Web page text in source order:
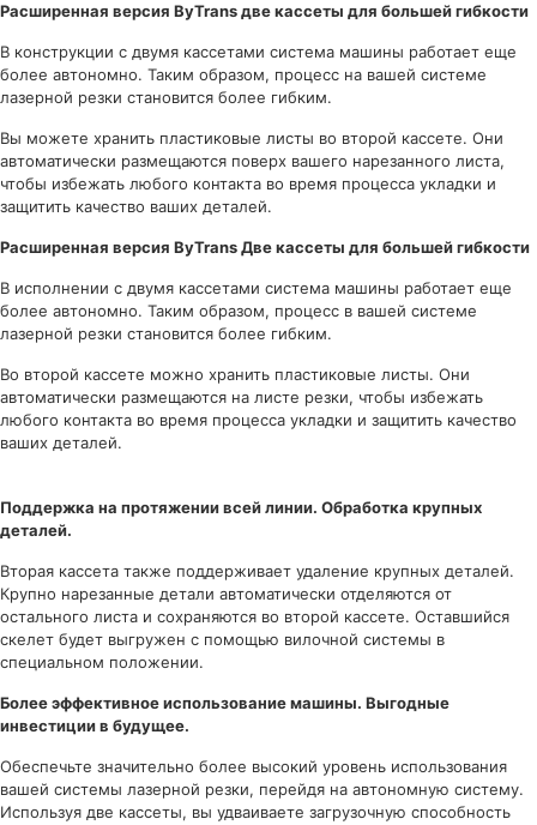
Расширенная версия ByTransдве кассеты для большей гибкости
В конструкции с двумя кассетами система машины работает еще
более автономно. Таким образом, процесс на вашей системе
лазерной резки становится более гибким.
Вы можете хранить пластиковые листы во второй кассете. Они
автоматически размещаются поверх вашего нарезанного листа,
чтобы избежать любого контакта во время процесса укладки и
защитить качество ваших деталей.
Расширенная версия ByTrans Две кассеты для большей гибкости
В исполнении с двумя кассетами система машины работает еще
более автономно. Таким образом, процесс в вашей системе
лазерной резки становится более гибким.
Во второй кассете можно хранить пластиковые листы. Они
автоматически размещаются на листе резки, чтобы избежать
любого контакта во время процесса укладки и защитить качество
ваших деталей.
Поддержка на протяжении всей линии. Обработка крупных
деталей.
Вторая кассета также поддерживает удаление крупных деталей.
Крупно нарезанные детали автоматически отделяются от
остального листа и сохраняются во второй кассете. Оставшийся
скелет будет выгружен с помощью вилочной системы в
специальном положении.
Более эффективное использование машины. Выгодные
инвестиции в будущее.
Обеспечьте значительно более высокий уровень использования
вашей системы лазерной резки, перейдя на автономную систему.
Используя две кассеты, вы удваиваете загрузочную способность